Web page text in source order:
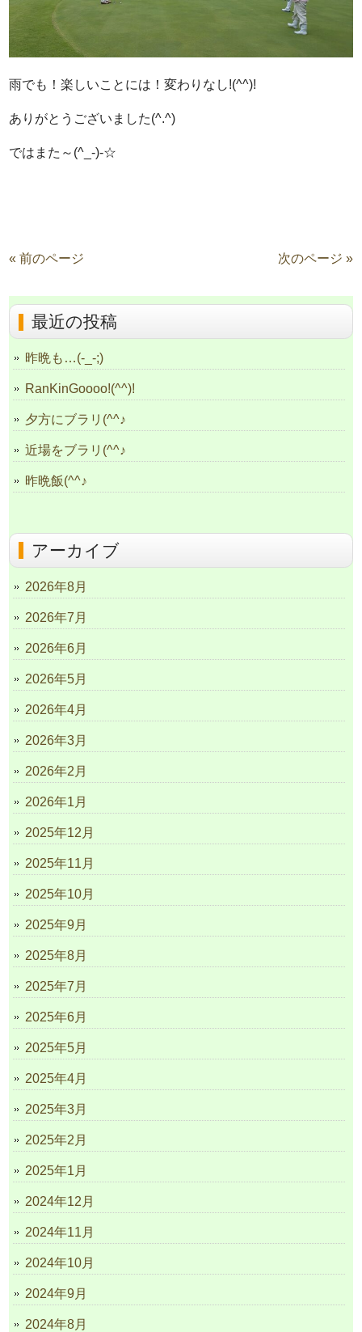
雨でも！楽しいことには！変わりなし!(^^)!
ありがとうございました(^.^)
ではまた～(^_-)-☆
« 前のページ 次のページ »
最近の投稿
昨晩も…(-_-;)
RanKinGoooo!(^^)!
夕方にブラリ(^^♪
近場をブラリ(^^♪
昨晩飯(^^♪
アーカイブ
2026年8月
2026年7月
2026年6月
2026年5月
2026年4月
2026年3月
2026年2月
2026年1月
2025年12月
2025年11月
2025年10月
2025年9月
2025年8月
2025年7月
2025年6月
2025年5月
2025年4月
2025年3月
2025年2月
2025年1月
2024年12月
2024年11月
2024年10月
2024年9月
2024年8月